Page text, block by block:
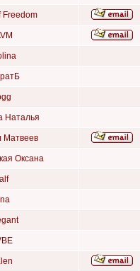
Freedom
Наталья
Матвеев
Оксана
alf